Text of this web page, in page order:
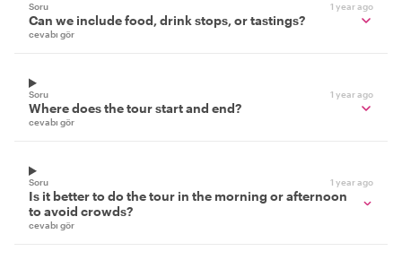
Soru 1 year ago
Can we include food, drink stops, or tastings?
cevabı gör
Soru 1 year ago
Where does the tour start and end?
cevabı gör
Soru 1 year ago
Is it better to do the tour in the morning or afternoon
to avoid crowds?
cevabı gör